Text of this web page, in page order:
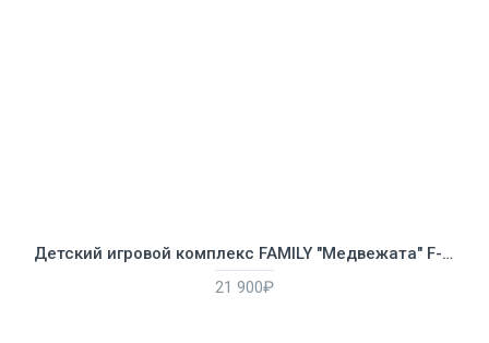
Детский игровой комплекс FAMILY "Медвежата" F-774
21 900₽